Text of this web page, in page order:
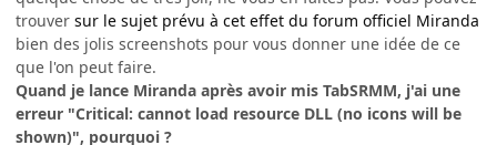
trouver sur le sujet prévu à cet effet du forum officiel Miranda
bien des jolis screenshots pour vous donner une idée de ce
que l'on peut faire.
Quand je lance Miranda après avoir mis TabSRMM, j'ai une
erreur "Critical: cannot load resource DLL (no icons will be
shown)", pourquoi ?